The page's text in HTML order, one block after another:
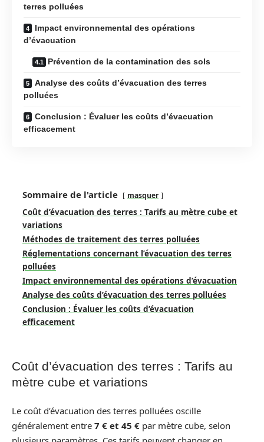
terres polluées
Impact environnemental des opérations
d’évacuation
Prévention de la contamination des sols
Analyse des coûts d’évacuation des terres
polluées
Conclusion : Évaluer les coûts d’évacuation
efficacement
Sommaire de l'article masquer
Coût d’évacuation des terres : Tarifs au mètre cube et
variations
Méthodes de traitement des terres polluées
Réglementations concernant l’évacuation des terres
polluées
Impact environnemental des opérations d’évacuation
Analyse des coûts d’évacuation des terres polluées
Conclusion : Évaluer les coûts d’évacuation
efficacement
Coût d’évacuation des terres : Tarifs au
mètre cube et variations
Le coût d’évacuation des terres polluées oscille
généralement entre 7 € et 45 € par mètre cube, selon